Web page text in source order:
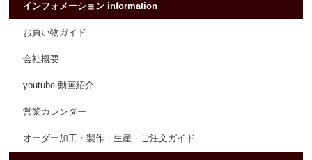
インフォメーション information
お買い物ガイド
会社概要
youtube 動画紹介
営業カレンダー
オーダー加工・製作・生産 ご注文ガイド